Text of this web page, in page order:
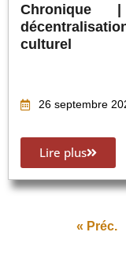
culturel
26 septembre
Lire plus
« Préc.